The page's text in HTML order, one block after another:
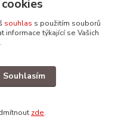
souhlas s použitím souborů
informace týkající se Vašich
Souhlasím
zde.